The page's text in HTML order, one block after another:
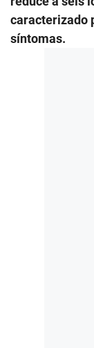
caracterizado
síntomas.